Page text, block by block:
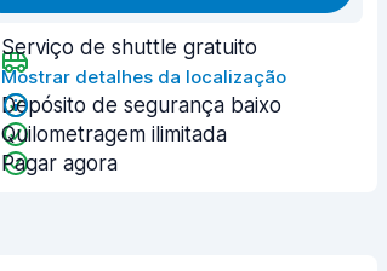
Serviço de shuttle gratuito
Mostrar detalhes da localização
Depósito de segurança baixo
Quilometragem ilimitada
Pagar agora